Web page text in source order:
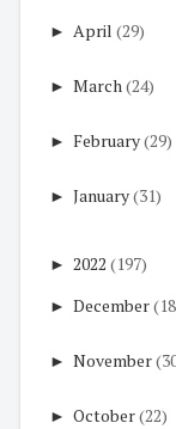
► April (29)
► March(24)
► February(29)
► January(31)
► 2022 (197)
► December
► November
► October(22)